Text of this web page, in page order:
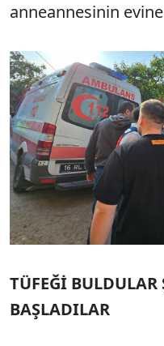
anneannesinin
TÜFEĞİ BULDULAR
BAŞLADILAR